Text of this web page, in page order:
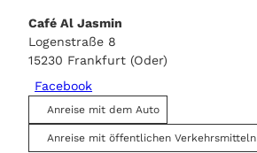
Café Al Jasmin
Logenstraße 8
15230 Frankfurt (Oder)
Facebook
Anreise mit dem Auto
Anreise mit öffentlichen Verkehrsmitteln